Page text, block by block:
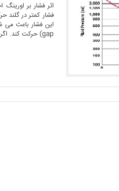
اثر فشار بر
فشار کمتر در
gap) حرکت کند. اگر اورینگ نتواند در فشار بالا مقاومت [...]